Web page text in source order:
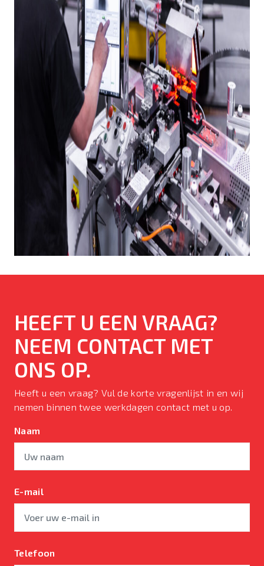
HEEFT U EEN VRAAG?
NEEM CONTACT MET
ONS OP.
Heeft u een vraag? Vul de korte vragenlijst in en wij
nemen binnen twee werkdagen contact met u op.
Naam
E-mail
Telefoon